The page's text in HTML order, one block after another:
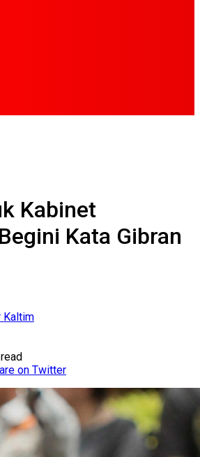
Kabinet
Kata Gibran
Kaltim
on Twitter